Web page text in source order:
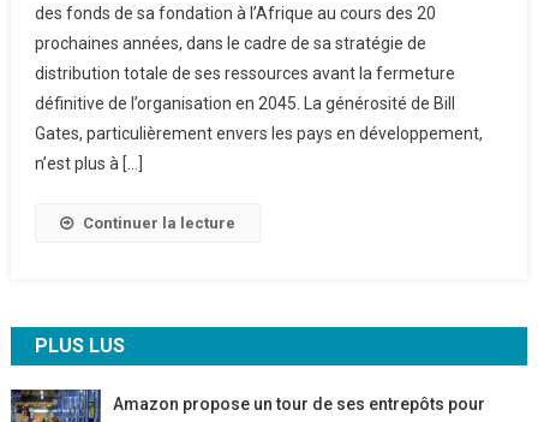
Redistribue
Sa
Fortune
Vers
L’Afrique
des fonds de sa fondation à l’Afrique au cours des 20
prochaines années, dans le cadre de sa stratégie de
distribution totale de ses ressources avant la fermeture
définitive de l’organisation en 2045. La générosité de Bill
Gates, particulièrement envers les pays en développement,
n’est plus à […]
Continuer la lecture
PLUS LUS
Amazon propose un tour de ses entrepôts pour